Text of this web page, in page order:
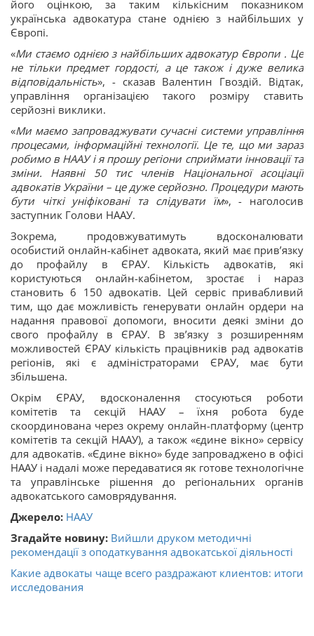
його оцінкою, за таким кількісним показником
українська адвокатура стане однією з найбільших у
Європі.
«Ми стаємо однією з найбільших адвокатур Європи . Це
не тільки предмет гордості, а це також і дуже велика
відповідальність», - сказав Валентин Гвоздій. Відтак,
управління організацією такого розміру ставить
серйозні виклики.
«Ми маємо запроваджувати сучасні системи управління
процесами, інформаційні технології. Це те, що ми зараз
робимо в НААУ і я прошу регіони сприймати інновації та
зміни. Наявні 50 тис членів Національної асоціації
адвокатів України – це дуже серйозно. Процедури мають
бути чіткі уніфіковані та слідувати їм», - наголосив
заступник Голови НААУ.
Зокрема, продовжуватимуть вдосконалювати
особистий онлайн-кабінет адвоката, який має прив’язку
до профайлу в ЄРАУ. Кількість адвокатів, які
користуються онлайн-кабінетом, зростає і нараз
становить 6 150 адвокатів. Цей сервіс привабливий
тим, що дає можливість генерувати онлайн ордери на
надання правової допомоги, вносити деякі зміни до
свого профайлу в ЄРАУ. В зв’язку з розширенням
можливостей ЄРАУ кількість працівників рад адвокатів
регіонів, які є адміністраторами ЄРАУ, має бути
збільшена.
Окрім ЄРАУ, вдосконалення стосуються роботи
комітетів та секцій НААУ – їхня робота буде
скоординована через окрему онлайн-платформу (центр
комітетів та секцій НААУ), а також «єдине вікно» сервісу
для адвокатів. «Єдине вікно» буде запроваджено в офісі
НААУ і надалі може передаватися як готове технологічне
та управлінське рішення до регіональних органів
адвокатського самоврядування.
Джерело: НААУ
Згадайте новину: Вийшли друком методичні
рекомендації з оподаткування адвокатської діяльності
Какие адвокаты чаще всего раздражают клиентов: итоги
исследования